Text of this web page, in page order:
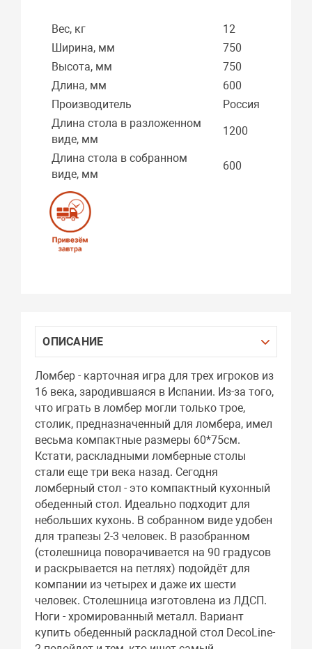
Вес, кг
12
Ширина, мм
750
Высота, мм
750
Длина, мм
600
Производитель
Россия
Длина стола в разложенном
виде, мм
1200
Длина стола в собранном
виде, мм
600
ОПИСАНИЕ
Ломбер - карточная игра для трех игроков из
16 века, зародившаяся в Испании. Из-за того,
что играть в ломбер могли только трое,
столик, предназначенный для ломбера, имел
весьма компактные размеры 60*75см.
Кстати, раскладными ломберные столы
стали еще три века назад. Сегодня
ломберный стол - это компактный кухонный
обеденный стол. Идеально подходит для
небольших кухонь. В собранном виде удобен
для трапезы 2-3 человек. В разобранном
(столешница поворачивается на 90 градусов
и раскрывается на петлях) подойдёт для
компании из четырех и даже их шести
человек. Столешница изготовлена из ЛДСП.
Ноги - хромированный металл. Вариант
купить обеденный раскладной стол DecoLine-